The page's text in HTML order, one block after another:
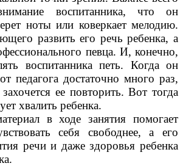
воспитанника, что он
ноты или коверкает мелодию.
развить его речь ребенка, а
певца. И, конечно,
воспитанника петь. Когда он
педагога достаточно много раз,
ее повторить. Вот тогда
хвалить ребенка.
в ходе занятия помогает
себя свободнее, а его
речи и даже здоровья ребенка